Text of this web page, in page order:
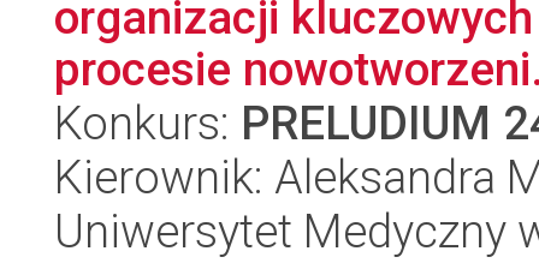
organizacji
procesie
Konkurs: PRELUDIUM
Kierownik: Aleksandra
Uniwersytet Medyczny